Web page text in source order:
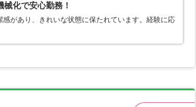
化で安心勤務！
があり、きれいな状態に保たれています。経験に応